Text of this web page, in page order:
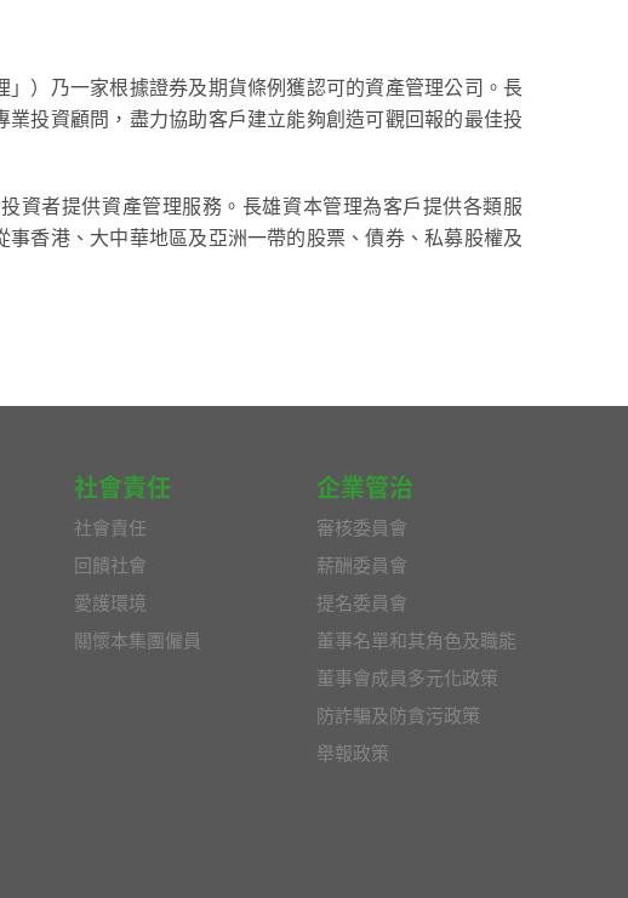
）乃一家根據證券及期貨條例獲認可的資產管理公司。長
投資顧問，盡力協助客戶建立能夠創造可觀回報的最佳投
資者提供資產管理服務。長雄資本管理為客戶提供各類服
香港、大中華地區及亞洲一帶的股票、債券、私募股權及
社會責任
社會責任
回饋社會
愛護環境
關懷本集團僱員
企業管治
審核委員會
薪酬委員會
提名委員會
董事名單和其角色及職能
董事會成員多元化政策
防詐騙及防貪污政策
舉報政策